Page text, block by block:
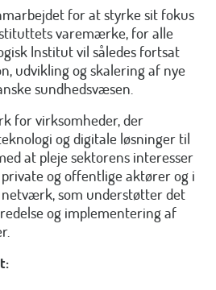
for at styrke sit fokus
varemærke, for alle
Institut vil således fortsat
udvikling og skalering af nye
sundhedsvæsen.
for virksomheder, der
og digitale løsninger til
at pleje sektorens interesser
og offentlige aktører og i
som understøtter det
og implementering af